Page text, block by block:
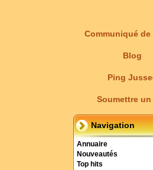
Communiqué de
Blog
Ping
Soumettre
Navigation
Annuaire
Nouveautés
Top hits